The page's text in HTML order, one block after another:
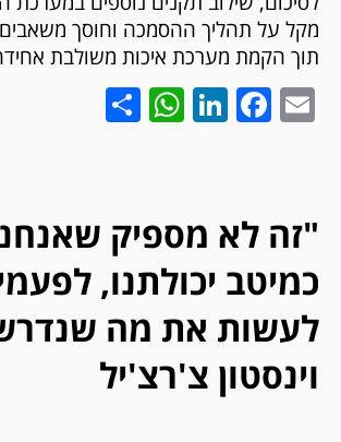
מקל על תהליך ההסמכה וחוסך משאבים
תוך הקמת מערכת איכות משולבת
Email
Facebook
LinkedIn
WhatsApp
"זה לא מספיק
כמיטב יכולתנו,
לעשות את מה
וינסטון צ'רצ'יל